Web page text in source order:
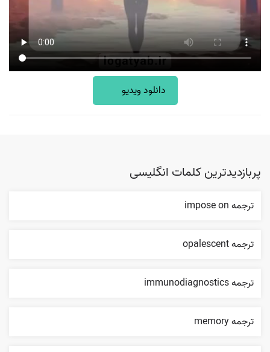
دانلود ویدیو
پربازدیدترین کلمات انگلیسی
ترجمه impose on
ترجمه opalescent
ترجمه immunodiagnostics
ترجمه memory